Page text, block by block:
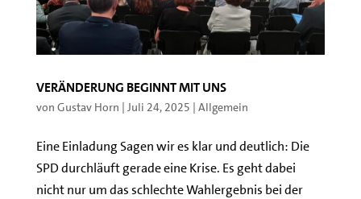
Veränderung beginnt mit uns
von Gustav Horn | Juli 24, 2025 | Allgemein
Eine Einladung Sagen wir es klar und deutlich: Die
SPD durchläuft gerade eine Krise. Es geht dabei
nicht nur um das schlechte Wahlergebnis bei der